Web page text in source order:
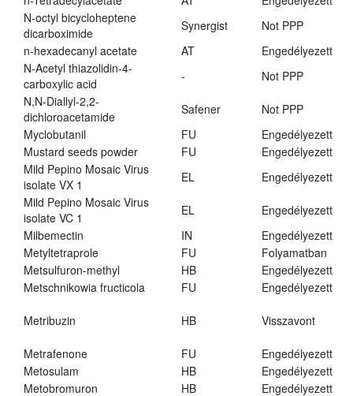
N-octyl bicycloheptene
dicarboximide
Synergist
Not PPP
n-hexadecanyl acetate
AT
Engedélyezett
N-Acetyl thiazolidin-4-
carboxylic acid
-
Not PPP
N,N-Diallyl-2,2-
dichloroacetamide
Safener
Not PPP
Myclobutanil
FU
Engedélyezett
Mustard seeds powder
FU
Engedélyezett
Mild Pepino Mosaic Virus
isolate VX 1
EL
Engedélyezett
Mild Pepino Mosaic Virus
isolate VC 1
EL
Engedélyezett
Milbemectin
IN
Engedélyezett
Metyltetraprole
FU
Folyamatban
Metsulfuron-methyl
HB
Engedélyezett
Metschnikowia fructicola
FU Engedélyezett
Metribuzin HB Visszavont
Metrafenone FU
Engedélyezett
Metosulam
HB
Engedélyezett
Metobromuron
HB Engedélyezett